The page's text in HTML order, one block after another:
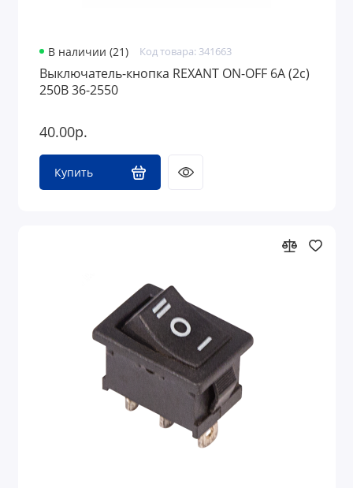
В наличии (21) Код товара: 341663
Выключатель-кнопка REXANT ON-OFF 6A (2с)
250В 36-2550
40.00р.
Купить